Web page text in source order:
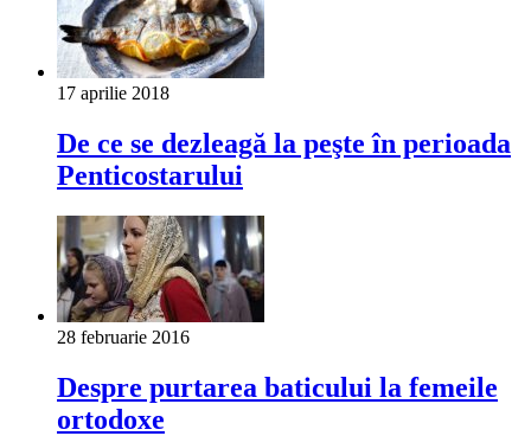
17 aprilie 2018
De ce se dezleagă la peşte în perioada
Penticostarului
28 februarie 2016
Despre purtarea baticului la femeile
ortodoxe